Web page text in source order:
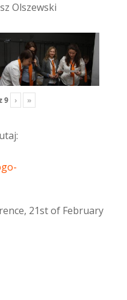
Olszewski
9 › »
21st of February